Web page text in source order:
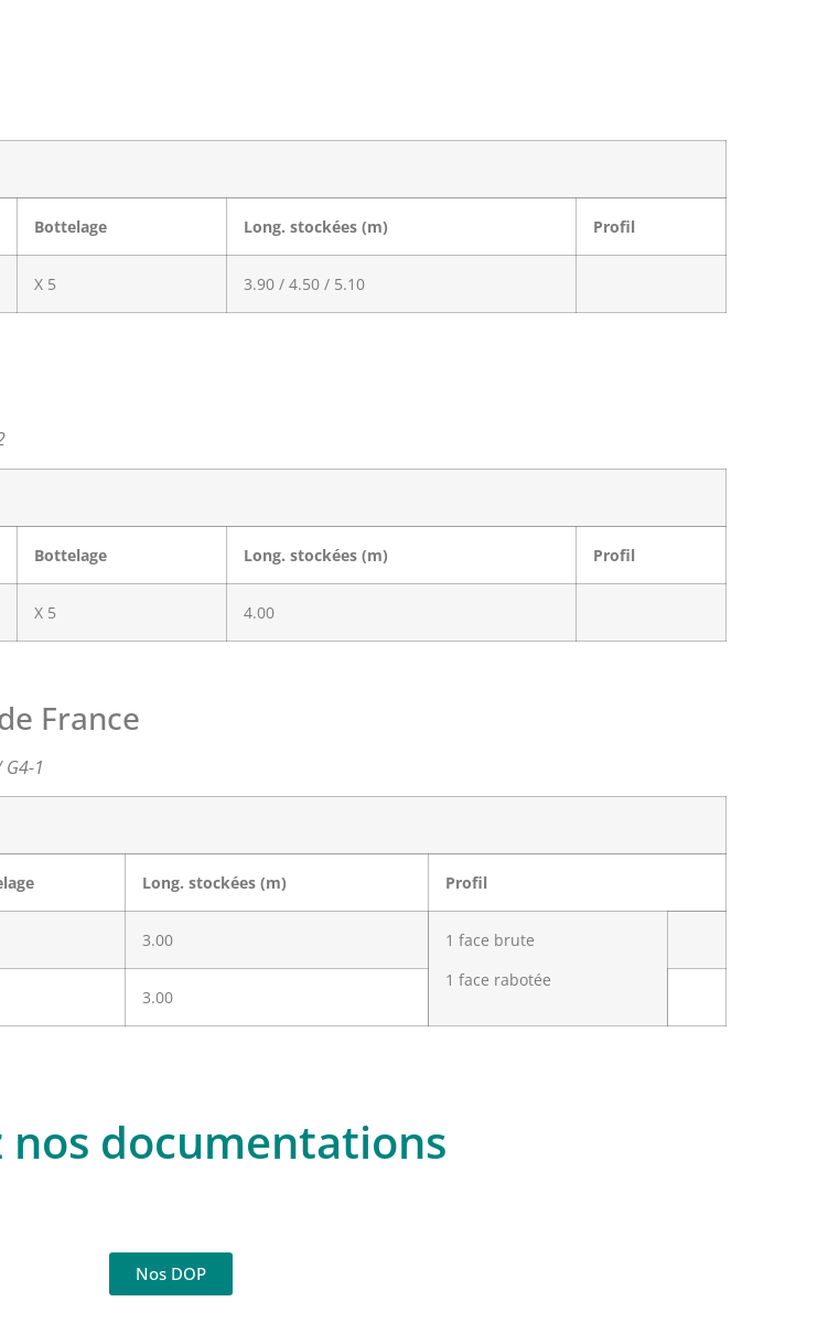
Bottelage Long. stockées (m) Profil
X 5 3.90 / 4.50 / 5.10
Bottelage Long. stockées (m) Profil
X 5 4.00
France
1
Long. stockées (m) Profil
3.00
1 face brute
1 face rabotée
3.00
nos documentations
Nos DOP